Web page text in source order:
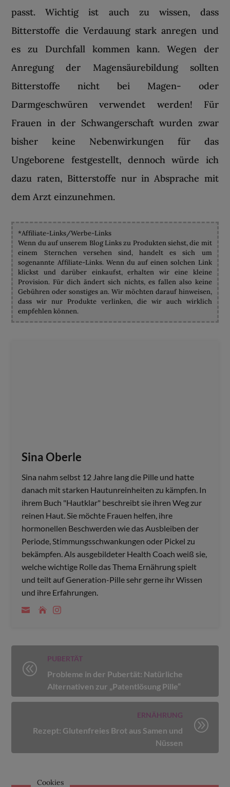
passt. Wichtig ist auch zu wissen, dass
Bitterstoffe die Verdauung stark anregen und
es zu Durchfall kommen kann. Wegen der
Anregung der Magensäurebildung sollten
Bitterstoffe nicht bei Magen- oder
Darmgeschwüren verwendet werden! Für
Frauen in der Schwangerschaft wurden zwar
bisher keine Nebenwirkungen für das
Ungeborene festgestellt, dennoch würde ich
dazu raten, Bitterstoffe nur in Absprache mit
dem Arzt einzunehmen.
*Affiliate-Links/Werbe-Links
Wenn du auf unserem Blog Links zu Produkten siehst, die mit
einem Sternchen versehen sind, handelt es sich um
sogenannte Affiliate-Links. Wenn du auf einen solchen Link
klickst und darüber einkaufst, erhalten wir eine kleine
Provision. Für dich ändert sich nichts, es fallen also keine
Gebühren oder sonstiges an. Wir möchten darauf hinweisen,
dass wir nur Produkte verlinken, die wir auch wirklich
empfehlen können.
Sina Oberle
Sina nahm selbst 12 Jahre lang die Pille und hatte
danach mit starken Hautunreinheiten zu kämpfen. In
ihrem Buch "Hautklar" beschreibt sie ihren Weg zur
reinen Haut. Sie möchte Frauen helfen, ihre
hormonellen Beschwerden wie das Ausbleiben der
Periode, Stimmungsschwankungen oder Pickel zu
bekämpfen. Als ausgebildeter Health Coach weiß sie,
welche wichtige Rolle das Thema Ernährung spielt
und teilt auf Generation-Pille sehr gerne ihr Wissen
und ihre Erfahrungen.
@
PUBERTÄT
Probleme in der Pubertät: Natürliche
Alternativen zur „Patentlösung Pille“
ERNÄHRUNG
Rezept: Glutenfreies Brot aus Samen und
Nüssen
A
Cookies